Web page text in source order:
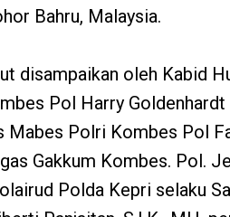
Bahru, Malaysia.
disampaikan oleh Kabid
Pol Harry Goldenhardt
Mabes Polri Kombes Pol
Gakkum Kombes. Pol.
Polda Kepri selaku